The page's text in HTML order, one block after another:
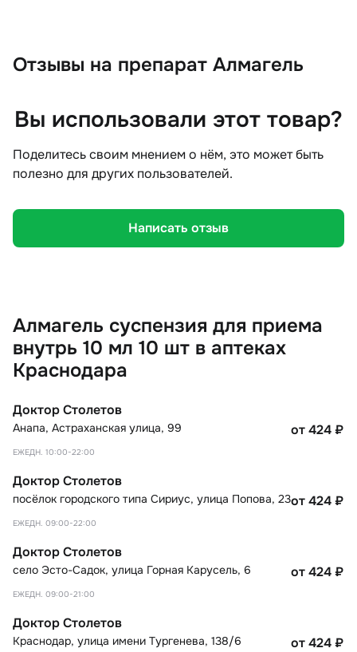
Отзывы на препарат Алмагель
Вы использовали этот товар?
Поделитесь своим мнением о нём, это может быть
полезно для других пользователей.
Написать отзыв
Алмагель суспензия для приема
внутрь 10 мл 10 шт в аптеках
Краснодара
Доктор Столетов
Анапа, Астраханская улица, 99
ЕЖЕДН. 10:00-22:00
от 424₽
Доктор Столетов
посёлок городского типа Сириус, улица Попова, 23
ЕЖЕДН. 09:00-22:00
от 424₽
Доктор Столетов
село Эсто-Садок, улица Горная Карусель, 6
ЕЖЕДН. 09:00-21:00
от 424₽
Доктор Столетов
Краснодар, улица имени Тургенева, 138/6 от 424₽